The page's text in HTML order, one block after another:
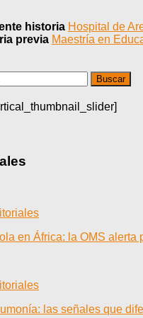
historia Hospital de
previa Maestría en
en África: la OMS
las señales que